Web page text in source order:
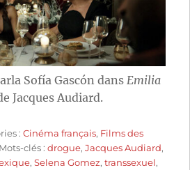
Sofía Gascón dans Emilia
Jacques Audiard.
:Cinéma français, Films des
Étiquettes
Mots-clés :drogue,Jacques Audiard,
,Selena Gomez,transsexuel,